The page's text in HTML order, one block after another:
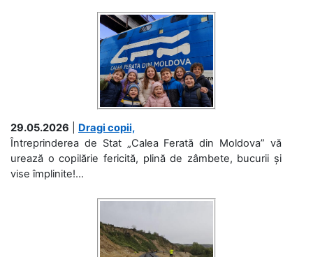
29.05.2026
Dragi copii,
Întreprinderea de Stat „Calea Ferată din Moldova” vă
urează o copilărie fericită, plină de zâmbete, bucurii și
vise împlinite!...